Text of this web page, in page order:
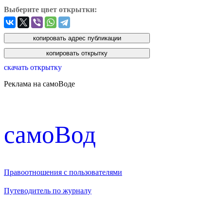
Выберите цвет открытки:
скачать открытку
Реклама на самоВоде
cамоВод
Правоотношения с пользователями
Путеводитель по журналу